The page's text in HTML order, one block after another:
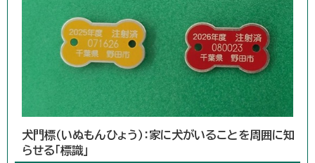
犬門標（いぬもんひょう）：家に犬がいることを周囲に知
らせる「標識」